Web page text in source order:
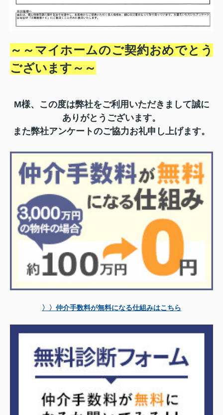
～～マイホームのご契約おめでとう
ございます～ ～
M様、この度は弊社をご利用いただきまして誠に
ありがとうございます。
また弊社アンケートのご協力お礼申し上げます。
〉〉仲介手数料が無料になる仕組みはこちら